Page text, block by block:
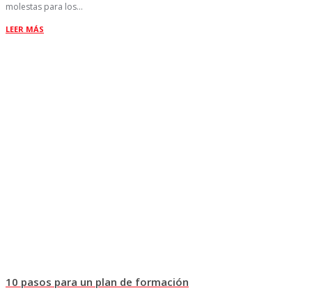
molestas para los…
LEER MÁS
10 pasos para un plan de formación